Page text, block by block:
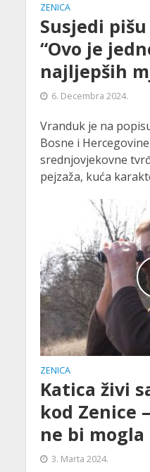
ZENICA
Susjedi
“Ovo je
najljepših
6. Decembra 2024.
Vranduk je na
Bosne i
srednjovjekovne
pejzaža, kuća
ZENICA
Katica živi
kod Zenice
ne bi
3. Marta 2024.